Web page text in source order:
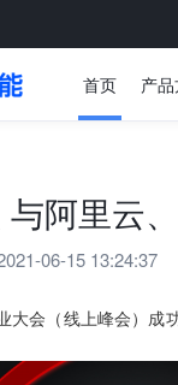
首页 产
阿里云
06-15 13:24:37
大会（线上峰会）成